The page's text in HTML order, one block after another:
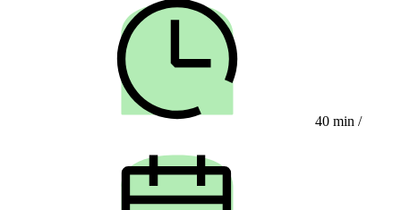
40 min /